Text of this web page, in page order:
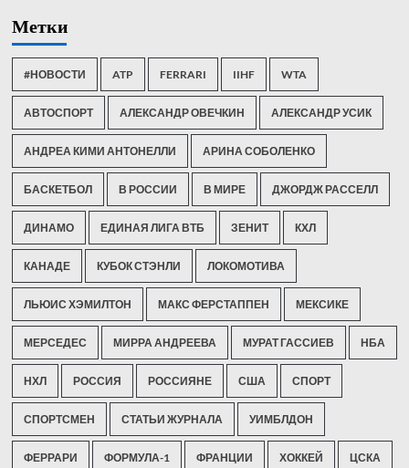
Метки
#НОВОСТИ ATP FERRARI IIHF WTA
АВТОСПОРТ АЛЕКСАНДР ОВЕЧКИН АЛЕКСАНДР УСИК
АНДРЕА КИМИ АНТОНЕЛЛИ АРИНА СОБОЛЕНКО
БАСКЕТБОЛ В РОССИИ В МИРЕ ДЖОРДЖ РАССЕЛЛ
ДИНАМО ЕДИНАЯ ЛИГА ВТБ ЗЕНИТ КХЛ
КАНАДЕ КУБОК СТЭНЛИ ЛОКОМОТИВА
ЛЬЮИС ХЭМИЛТОН МАКС ФЕРСТАППЕН МЕКСИКЕ
МЕРСЕДЕС МИРРА АНДРЕЕВА МУРАТ ГАССИЕВ НБА
НХЛ РОССИЯ РОССИЯНЕ США СПОРТ
СПОРТСМЕН СТАТЬИ ЖУРНАЛА УИМБЛДОН
ФЕРРАРИ ФОРМУЛА-1 ФРАНЦИИ ХОККЕЙ ЦСКА